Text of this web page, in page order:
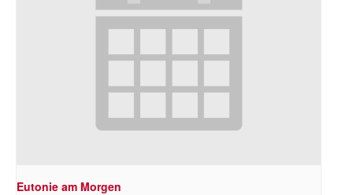
Eutonie am Morgen